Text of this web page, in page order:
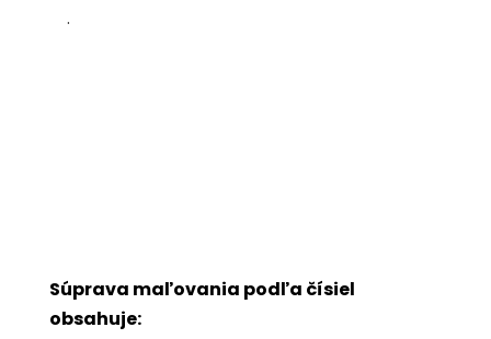
.
Súprava maľovania podľa čísiel
obsahuje: